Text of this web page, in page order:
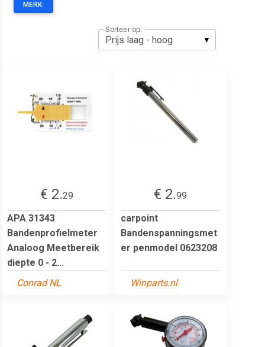
MERK:
Sorteer op:
€ 2.29
APA 31343
Bandenprofielmeter
Analoog Meetbereik
diepte 0 - 2...
Conrad NL
€ 2.99
carpoint
Bandenspanningsmet
er penmodel 0623208
Winparts.nl